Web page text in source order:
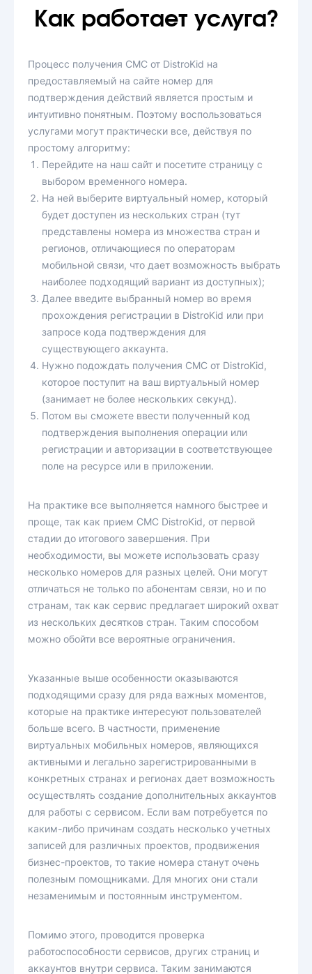
Как работает услуга?
Процесс получения СМС от DistroKid на
предоставляемый на сайте номер для
подтверждения действий является простым и
интуитивно понятным. Поэтому воспользоваться
услугами могут практически все, действуя по
простому алгоритму:
Перейдите на наш сайт и посетите страницу с
выбором временного номера.
На ней выберите виртуальный номер, который
будет доступен из нескольких стран (тут
представлены номера из множества стран и
регионов, отличающиеся по операторам
мобильной связи, что дает возможность выбрать
наиболее подходящий вариант из доступных);
Далее введите выбранный номер во время
прохождения регистрации в DistroKid или при
запросе кода подтверждения для
существующего аккаунта.
Нужно подождать получения СМС от DistroKid,
которое поступит на ваш виртуальный номер
(занимает не более нескольких секунд).
Потом вы сможете ввести полученный код
подтверждения выполнения операции или
регистрации и авторизации в соответствующее
поле на ресурсе или в приложении.
На практике все выполняется намного быстрее и
проще, так как прием СМС DistroKid, от первой
стадии до итогового завершения. При
необходимости, вы можете использовать сразу
несколько номеров для разных целей. Они могут
отличаться не только по абонентам связи, но и по
странам, так как сервис предлагает широкий охват
из нескольких десятков стран. Таким способом
можно обойти все вероятные ограничения.
Указанные выше особенности оказываются
подходящими сразу для ряда важных моментов,
которые на практике интересуют пользователей
больше всего. В частности, применение
виртуальных мобильных номеров, являющихся
активными и легально зарегистрированными в
конкретных странах и регионах дает возможность
осуществлять создание дополнительных аккаунтов
для работы с сервисом. Если вам потребуется по
каким-либо причинам создать несколько учетных
записей для различных проектов, продвижения
бизнес-проектов, то такие номера станут очень
полезным помощниками. Для многих они стали
незаменимым и постоянным инструментом.
Помимо этого, проводится проверка
работоспособности сервисов, других страниц и
аккаунтов внутри сервиса. Таким занимаются